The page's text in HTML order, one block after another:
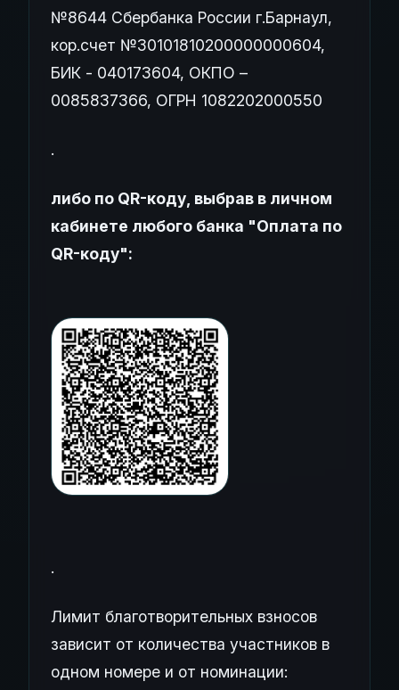
№8644 Сбербанка России г.Барнаул,
кор.счет №30101810200000000604,
БИК - 040173604, ОКПО –
0085837366, ОГРН 1082202000550
.
либо по QR-коду, выбрав в личном
кабинете любого банка "Оплата по
QR-коду":
.
Лимит благотворительных взносов
зависит от количества участников в
одном номере и от номинации: